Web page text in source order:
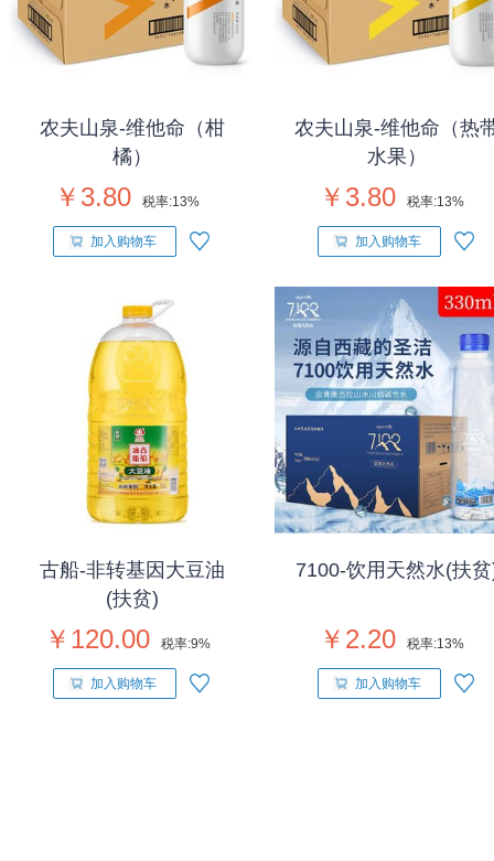
农夫山泉-维他命（柑
橘）
￥3.80 税率:13%
加入购物车
农夫山泉-维他命（热
水果）
￥3.80 税率:13%
加入购物车
古船-非转基因大豆油
(扶贫)
￥120.00 税率:9%
加入购物车
7100-饮用天然水(扶
￥2.20 税率:13%
加入购物车